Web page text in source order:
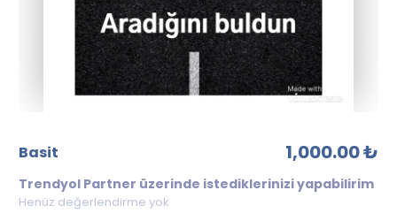
basit 1,000.00 ₺
Trendyol Partner üzerinde istediklerinizi yapabilirim
Henüz değerlendirme yok